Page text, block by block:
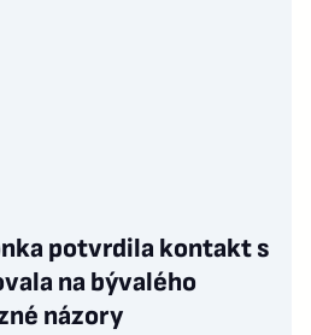
potvrdila kontakt s
na bývalého
názory